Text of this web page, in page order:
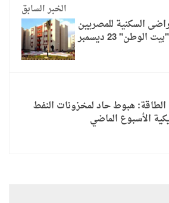
الخبر السابق
السكنية للمصريين
23 ديسمبر
الطاقة: هبوط حاد لمخزونات النفط
الأسبوع الماضي